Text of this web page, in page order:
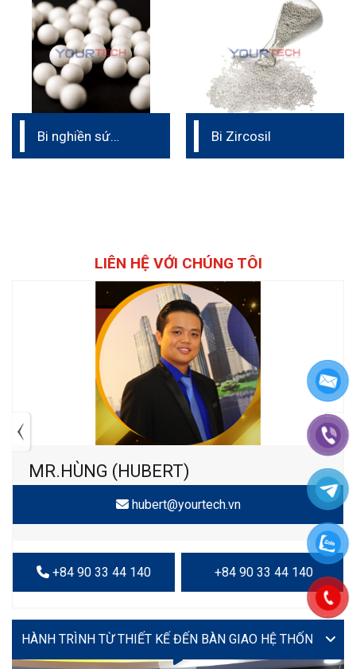
Bi nghiền sứ
Bi Zircosil
LIÊN HỆ VỚI CHÚNG TÔI
MR.HÙNG (HUBERT)
hubert@yourtech.vn
+84 90 33 44 140 +84 90 33 44 140
VIDEO